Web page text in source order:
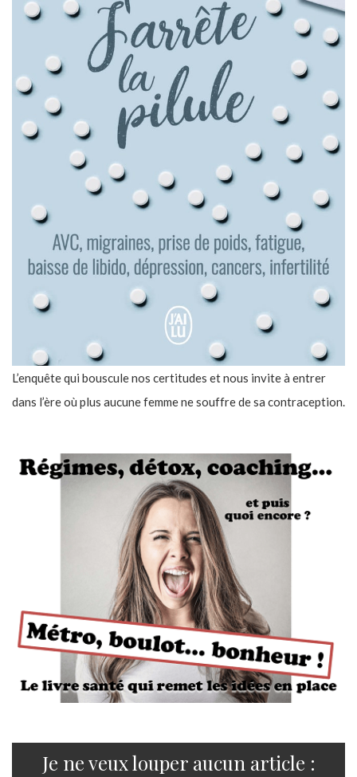
L’enquête qui bouscule nos certitudes et nous invite à entrer
dans l’ère où plus aucune femme ne souffre de sa contraception.
Je ne veux louper aucun article :